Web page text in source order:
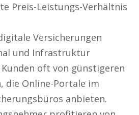
Preis-Leistungs-Verhältnis
Versicherungen
und Infrastruktur
oft von günstigeren
die Online-Portale im
anbieten.